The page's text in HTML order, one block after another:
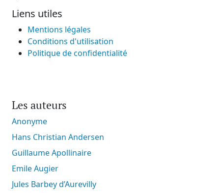
Liens utiles
Mentions légales
Conditions d'utilisation
Politique de confidentialité
Les auteurs
Anonyme
Hans Christian Andersen
Guillaume Apollinaire
Emile Augier
Jules Barbey d’Aurevilly